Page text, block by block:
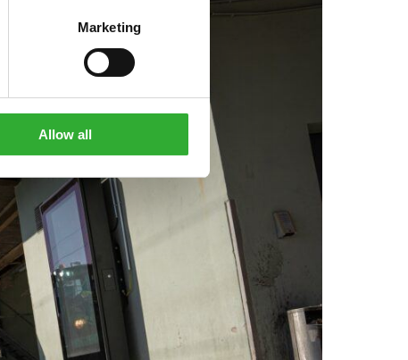
Marketing
Allow all